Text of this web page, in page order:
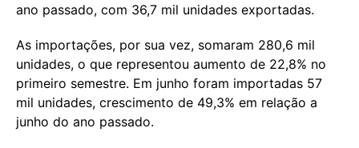
ano passado, com 36,7 mil unidades exportadas.
As importações, por sua vez, somaram 280,6 mil
unidades, o que representou aumento de 22,8% no
primeiro semestre. Em junho foram importadas 57
mil unidades, crescimento de 49,3% em relação a
junho do ano passado.